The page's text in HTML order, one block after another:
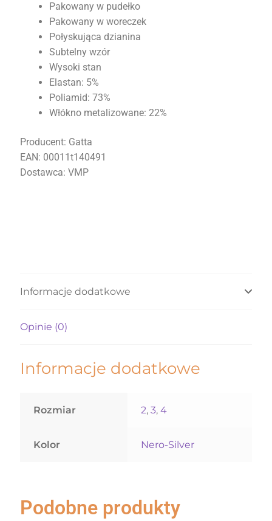
Pakowany w pudełko
Pakowany w woreczek
Połyskująca dzianina
Subtelny wzór
Wysoki stan
Elastan: 5%
Poliamid: 73%
Włókno metalizowane: 22%
Producent: Gatta
EAN: 00011t140491
Dostawca: VMP
Informacje dodatkowe
Opinie (0)
Informacje dodatkowe
Rozmiar 2,3,4
Kolor Nero-Silver
Podobne produkty